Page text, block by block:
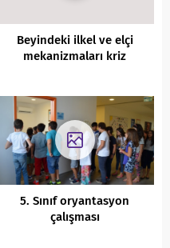
Beyindeki ilkel ve elçi
mekanizmaları kriz
5. Sınıf oryantasyon
çalışması